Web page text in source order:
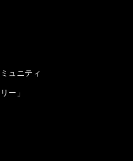
of Globalization
Social Systems
4.0
ュニティ
ー」